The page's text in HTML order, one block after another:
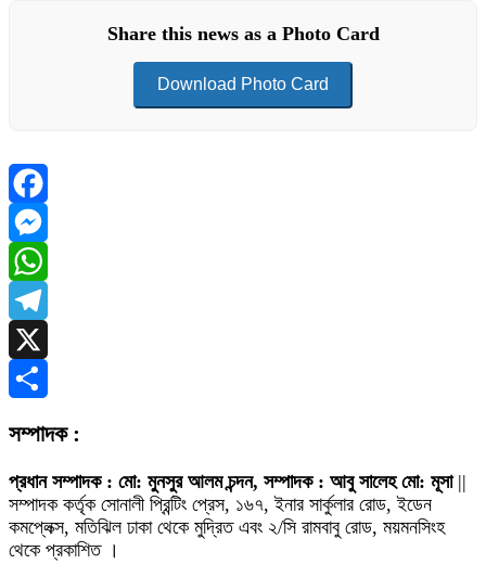
Share this news as a Photo Card
Download Photo Card
Facebook
Messenger
WhatsApp
Telegram
X
সম্পাদক :
প্রধান সম্পাদক : মো: মুনসুর আলম চন্দন, সম্পাদক : আবু সালেহ মো: মূসা||
সম্পাদক কর্তৃক সোনালী প্রিন্টিং প্রেস, ১৬৭, ইনার সার্কুলার রোড, ইডেন
কমপ্লেক্স, মতিঝিল ঢাকা থেকে মুদ্রিত এবং ২/সি রামবাবু রোড, ময়মনসিংহ
থেকে প্রকাশিত ।